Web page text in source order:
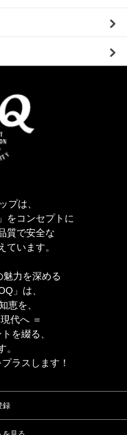
プは、
をコンセプトに
質で安全な
ています。
魅力を深める
」は、
恵を、
代へ ＝
を綴る、
。
ラスします！
録
を見る